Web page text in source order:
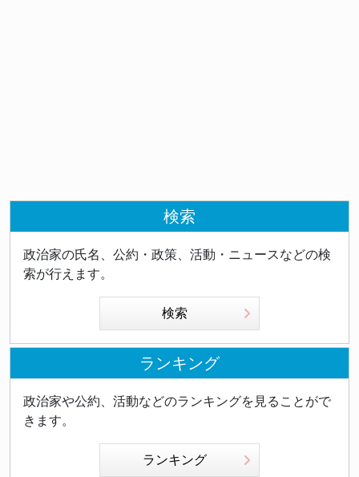
検索
政治家の氏名、公約・政策、活動・ニュースなどの検
索が行えます。
検索
ランキング
政治家や公約、活動などのランキングを見ることがで
きます。
ランキング